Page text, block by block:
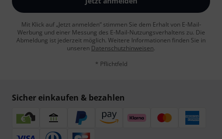
Mit Klick auf „Jetzt anmelden“ stimmen Sie dem Erhalt von E-Mail-
Werbung und einer Messung des E-Mail-Nutzungsverhaltens zu. Die
Abmeldung ist jederzeit möglich. Weitere Informationen finden Sie in
unseren Datenschutzhinweisen.
* Pflichtfeld
Sicher einkaufen & bezahlen